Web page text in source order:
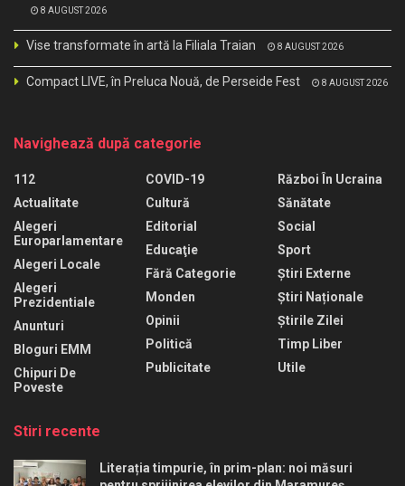
8 AUGUST 2026
Vise transformate în artă la Filiala Traian 8 AUGUST 2026
Compact LIVE, în Preluca Nouă, de Perseide Fest 8 AUGUST 2026
Navighează după categorie
112
Actualitate
Alegeri
Europarlamentare
Alegeri Locale
Alegeri
Prezidentiale
Anunturi
Bloguri EMM
Chipuri De
Poveste
COVID-19
Cultură
Editorial
Educaţie
Fără Categorie
Monden
Opinii
Politică
Publicitate
Război În Ucraina
Sănătate
Social
Sport
Știri Externe
Știri Naționale
Știrile Zilei
Timp Liber
Utile
Stiri recente
Literația timpurie, în prim-plan: noi măsuri